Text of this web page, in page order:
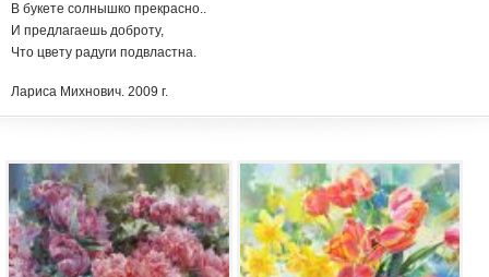
В букете солнышко прекрасно..
И предлагаешь доброту,
Что цвету радуги подвластна.
Лариса Михнович. 2009 г.